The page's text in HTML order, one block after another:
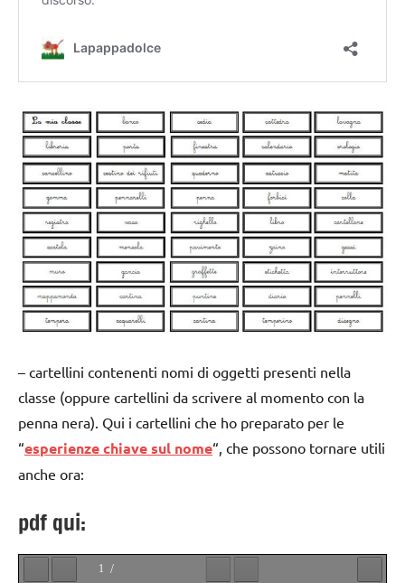
– cartellini contenenti nomi di oggetti presenti nella
classe (oppure cartellini da scrivere al momento con la
penna nera). Qui i cartellini che ho preparato per le
“esperienze chiave sul nome“, che possono tornare utili
anche ora:
pdf qui: